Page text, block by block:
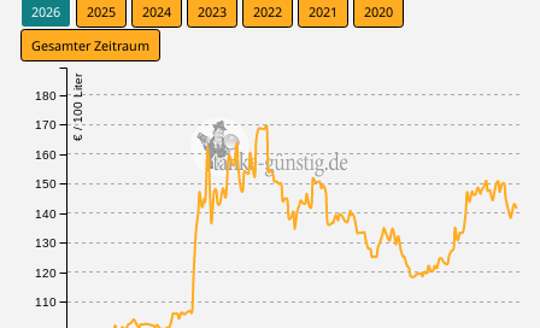
2026 2025 2024 2023 2022 2021
2020
Gesamter Zeitraum
€ / 100 Liter
110
120
130
140
150
160
170
180